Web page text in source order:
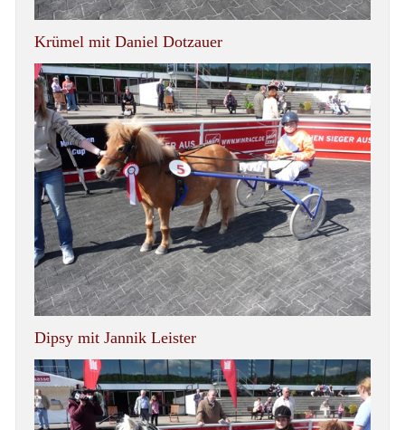
Krümel mit Daniel Dotzauer
Dipsy mit Jannik Leister